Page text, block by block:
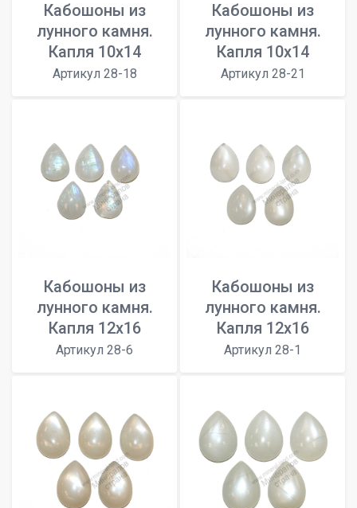
Кабошоны из
лунного камня.
Капля 10х14
Артикул 28-18
Кабошоны из
лунного камня.
Капля 10х14
Артикул 28-21
Кабошоны из
лунного камня.
Капля 12х16
Артикул 28-6
Кабошоны из
лунного камня.
Капля 12х16
Артикул 28-1